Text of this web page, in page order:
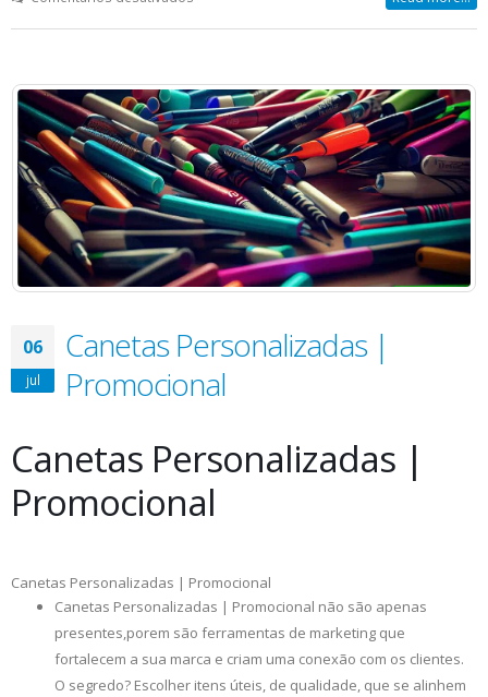
Corporativos
06
jul
Canetas Personalizadas |
Promocional
Canetas Personalizadas |
Promocional
Canetas Personalizadas | Promocional
Canetas Personalizadas | Promocional não são apenas
presentes,porem são ferramentas de marketing que
fortalecem a sua marca e criam uma conexão com os clientes.
O segredo? Escolher itens úteis, de qualidade, que se alinhem